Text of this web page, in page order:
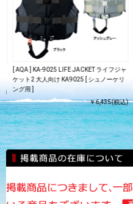
)
[ AQA ] KA-9025 LIFE JACKET ライフジャ
ケット2 大人向け KA9025 [ シュノーケリ
ング用 ]
￥6,435(税込)